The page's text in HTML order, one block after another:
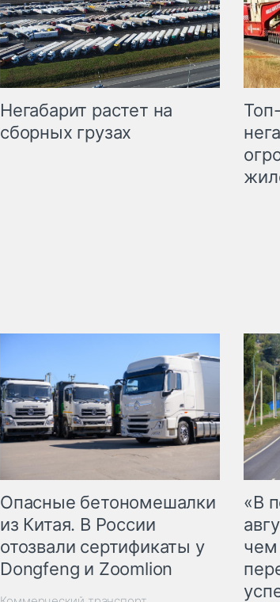
Негабарит растет на
сборных грузах
Опасные бетономешалки
из Китая. В России
отозвали сертификаты у
Dongfeng и Zoomlion
«В
чем